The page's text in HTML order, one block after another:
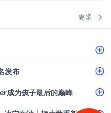
院UCL录取案例解析
公共事务硕士录取
更多
发布
成为孩子最后的巅峰